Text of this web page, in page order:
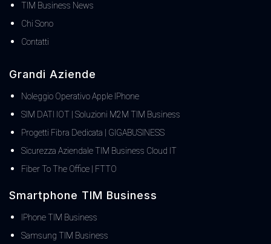
TIM Business News
Chi Sono
Contatti
Grandi Aziende
Noleggio Operativo Apple IPhone
SIM DATI IOT | Soluzioni M2M TIM Business
Progetti Fibra Dedicata | GIGABUSINESS
Sicurezza Aziendale TIM Business Cloud IT
Fiber To The Office | FTTO
Smartphone TIM Business
IPhone TIM Business
Samsung TIM Business